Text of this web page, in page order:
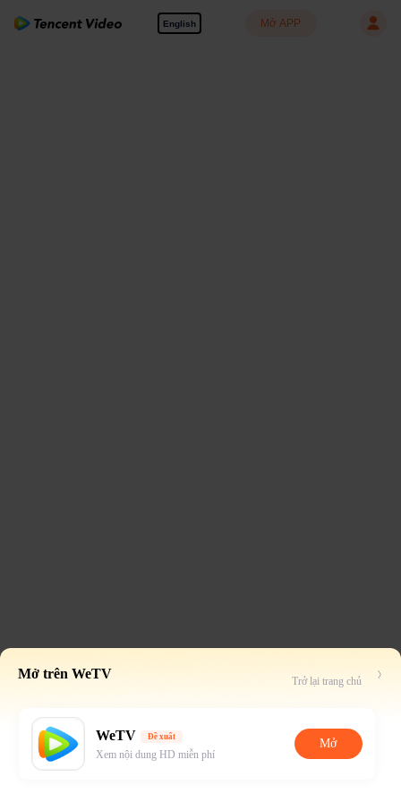
English Mở APP
Mở trên WeTV Trở lại trang chủ
WeTV Đề xuất
Xem nội dung HD miễn phí
Mở